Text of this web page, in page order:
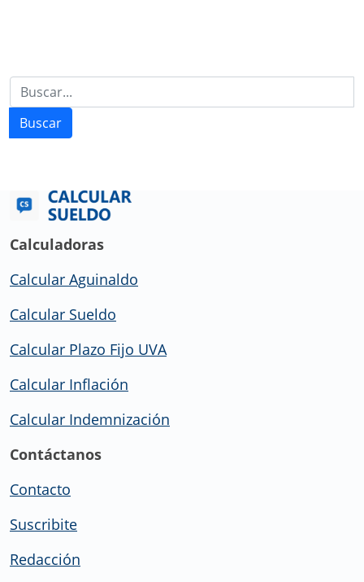
Buscar
Calculadoras
Calcular Aguinaldo
Calcular Sueldo
Calcular Plazo Fijo UVA
Calcular Inflación
Calcular Indemnización
Contáctanos
Contacto
Suscribite
Redacción